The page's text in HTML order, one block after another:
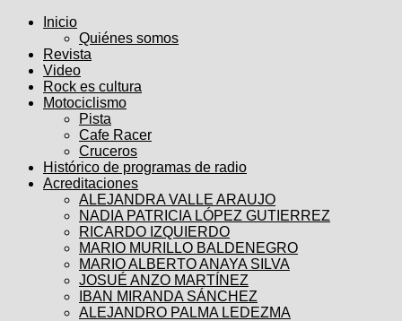
Inicio
Quiénes somos
Revista
Video
Rock es cultura
Motociclismo
Pista
Cafe Racer
Cruceros
Histórico de programas de radio
Acreditaciones
ALEJANDRA VALLE ARAUJO
NADIA PATRICIA LÓPEZ GUTIERREZ
RICARDO IZQUIERDO
MARIO MURILLO BALDENEGRO
MARIO ALBERTO ANAYA SILVA
JOSUÉ ANZO MARTÍNEZ
IBAN MIRANDA SÁNCHEZ
ALEJANDRO PALMA LEDEZMA